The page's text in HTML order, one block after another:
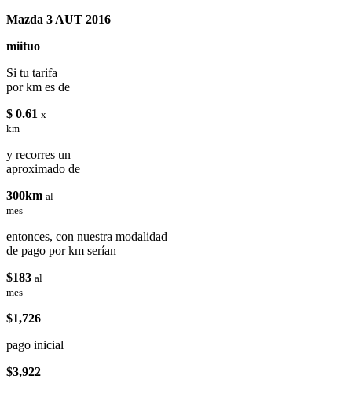
Mazda 3 AUT 2016
miituo
Si tu tarifa
por km es de
$ 0.61 x
km
y recorres un
aproximado de
300km al
mes
entonces, con nuestra modalidad
de pago por km serían
$183 al
mes
$1,726
pago inicial
$3,922